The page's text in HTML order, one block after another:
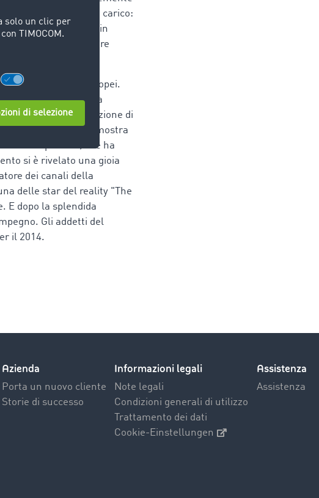
degli ordini di carico:
possono mettere in
così una maggiore
telematici europei.
clienti per la fiducia
"Con questa soluzione di
riconoscimento dimostra
polacca, che ha
si è rivelato una gioia
dei canali della
delle star del reality "The
E dopo la splendida
Gli addetti del
il 2014.
Azienda
Porta un nuovo cliente
Storie di successo
Informazioni legali
Note legali
Condizioni generali di utilizzo
Trattamento dei dati
Cookie-Einstellungen
Assistenza
Assistenza